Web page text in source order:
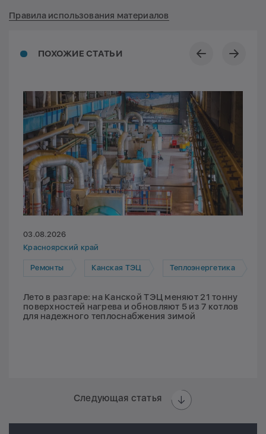
ПОХОЖИЕ СТАТЬИ
03.08.2026
Красноярский край
Ремонты Канская ТЭЦ Теплоэнергетика
Лето в разгаре: на Канской ТЭЦ меняют 21 тонну
поверхностей нагрева и обновляют 5 из 7 котлов
для надежного теплоснабжения зимой
Следующая статья
Правила использования материалов